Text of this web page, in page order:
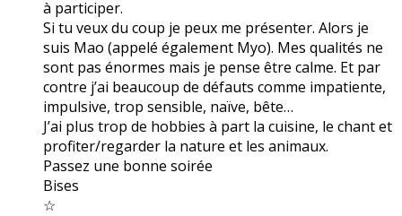
à participer.
Si tu veux du coup je peux me présenter. Alors je
suis Mao (appelé également Myo). Mes qualités ne
sont pas énormes mais je pense être calme. Et par
contre j’ai beaucoup de défauts comme impatiente,
impulsive, trop sensible, naïve, bête…
J’ai plus trop de hobbies à part la cuisine, le chant et
profiter/regarder la nature et les animaux.
Passez une bonne soirée
Bises
☆